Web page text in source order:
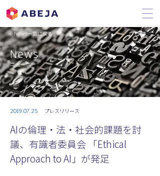
＜ News一覧に戻る
News
ニュース
2019.07.25 プレスリリース
AIの倫理・法・社会的課題を討
議、有識者委員会 「Ethical
Approach to AI」が発足